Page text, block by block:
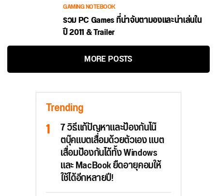
GAMING NOTEBOOK
รวม PC Games ที่น่าจับตามองและน่าเล่นใน
ปี 2011 & Trailer
MORE POSTS
Trending
7 วิธีแก้ปัญหาและป้องกันโน๊
ตบุ๊คแบตเสื่อมด้วยตัวเอง แบต
เสื่อมป้องกันได้ทั้ง Windows
และ MacBook ยืดอายุคอมให้
ใช้ได้อีกหลายปี!